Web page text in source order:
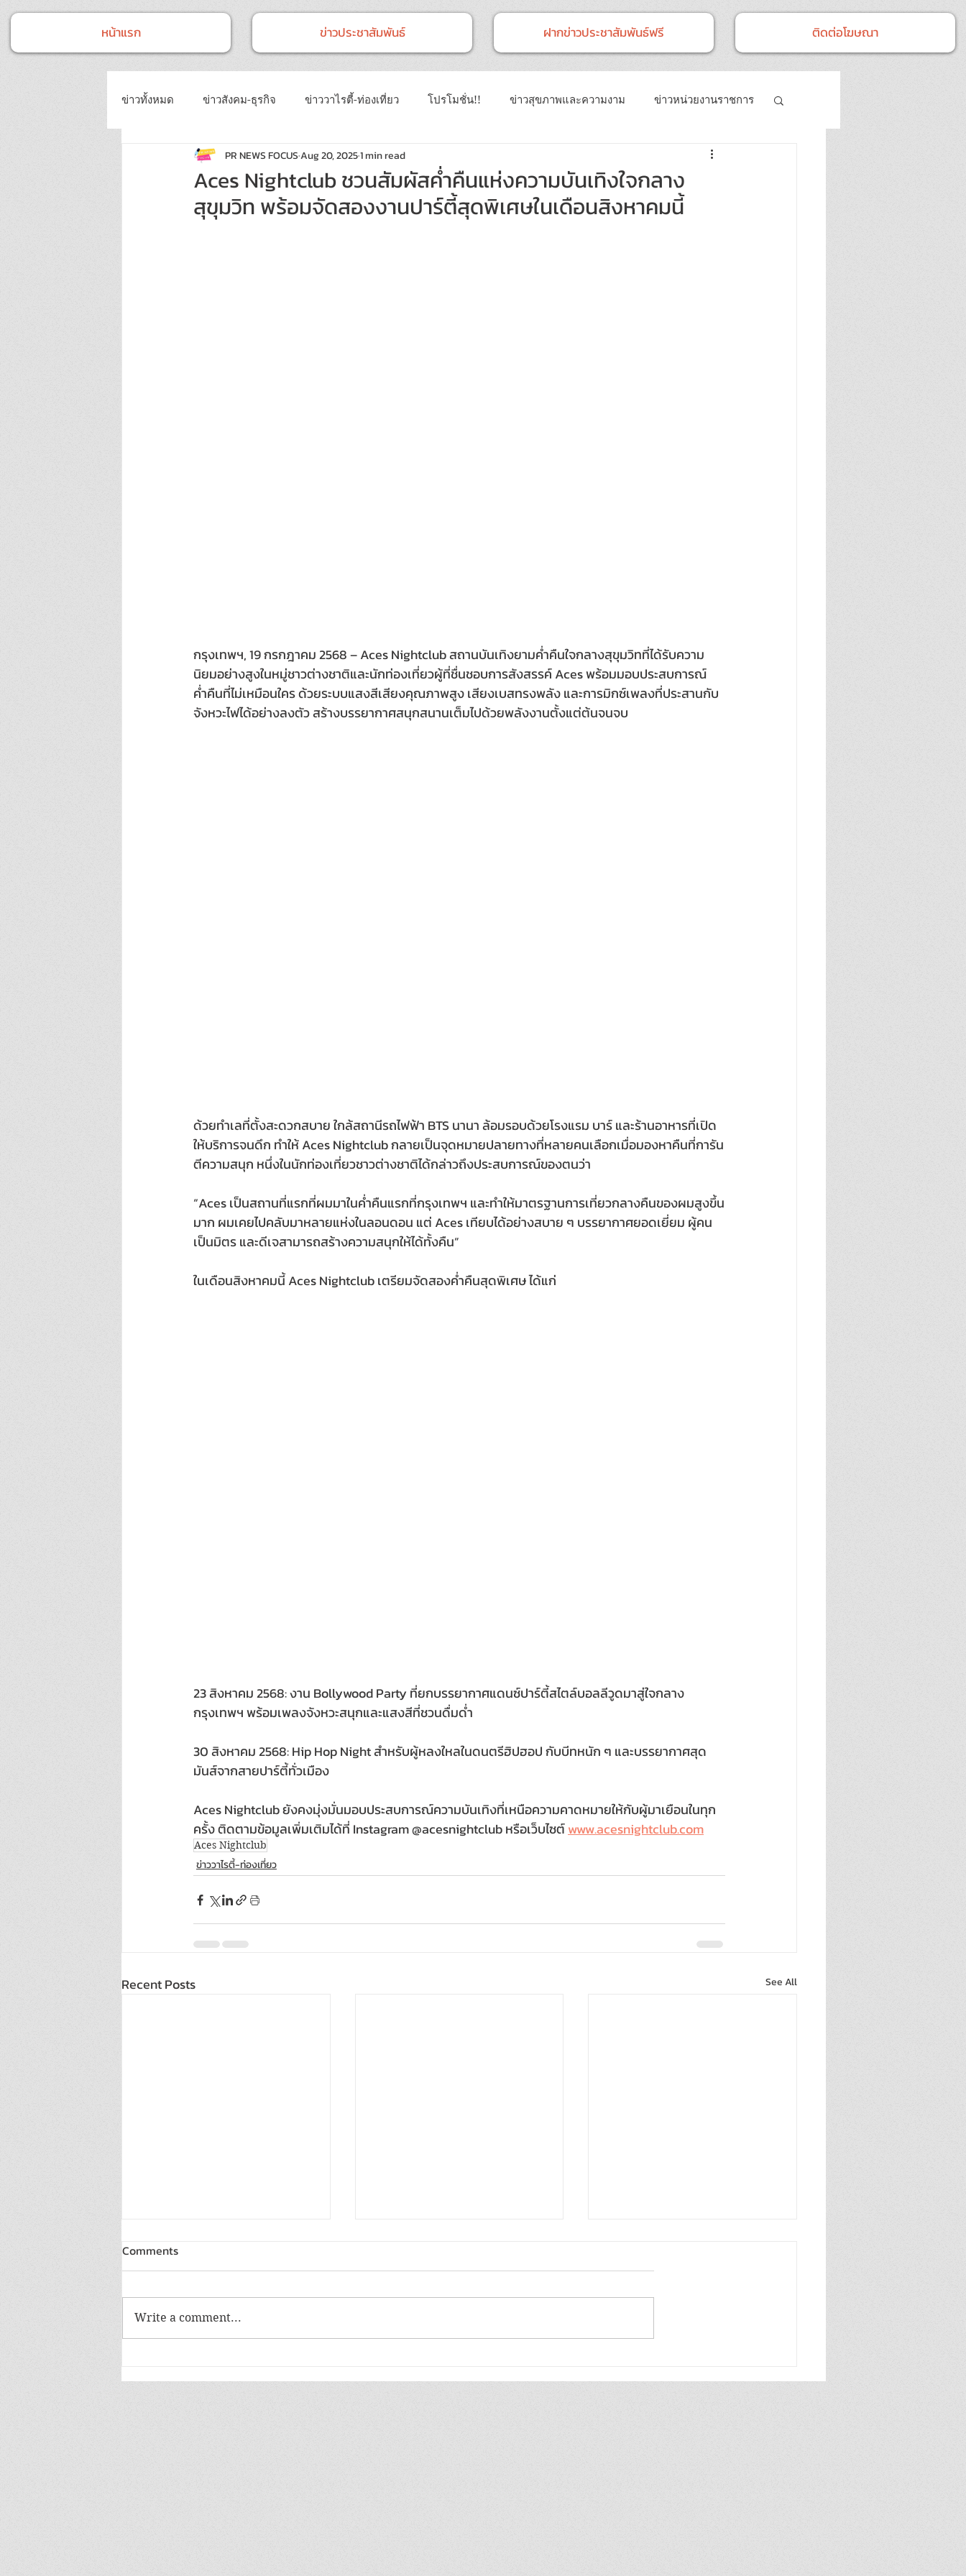
หน้าแรก ข่าวประชาสัมพันธ์ ฝากข่าวประชาสัมพันธ์ฟรี ติดต่อโฆษณา
ข่าวทั้งหมด ข่าวสังคม-ธุรกิจ ข่าววาไรตี้-ท่องเที่ยว โปรโมชั่น!! ข่าวสุขภาพและความงาม ข่าวหน่วยงานราชการ
ข่าวงานประชุม-อบรมสัมมนา ข่าวทั่วไป ข่าวการศึกษา
ข่าวบันเทิง บทความประชาสัมพันธ์ Event ข่าวเทคโนโลยี IT
Aces Nightclub ชวนสัมผัสค่ำคืนแห่งความบันเทิงใจกลาง
สุขุมวิท พร้อมจัดสองงานปาร์ตี้สุดพิเศษในเดือนสิงหาคมนี้
PR NEWS FOCUSAug 20, 20251 min read
กรุงเทพฯ, 19 กรกฎาคม 2568 – Aces Nightclub สถานบันเทิงยามค่ำคืนใจกลางสุขุมวิทที่ได้รับความ
นิยมอย่างสูงในหมู่ชาวต่างชาติและนักท่องเที่ยวผู้ที่ชื่นชอบการสังสรรค์ Aces พร้อมมอบประสบการณ์
ค่ำคืนที่ไม่เหมือนใคร ด้วยระบบแสงสีเสียงคุณภาพสูง เสียงเบสทรงพลัง และการมิกซ์เพลงที่ประสานกับ
จังหวะไฟได้อย่างลงตัว สร้างบรรยากาศสนุกสนานเต็มไปด้วยพลังงานตั้งแต่ต้นจนจบ
ด้วยทำเลที่ตั้งสะดวกสบาย ใกล้สถานีรถไฟฟ้า BTS นานา ล้อมรอบด้วยโรงแรม บาร์ และร้านอาหารที่เปิด
ให้บริการจนดึก ทำให้ Aces Nightclub กลายเป็นจุดหมายปลายทางที่หลายคนเลือกเมื่อมองหาคืนที่การัน
ตีความสนุก หนึ่งในนักท่องเที่ยวชาวต่างชาติได้กล่าวถึงประสบการณ์ของตนว่า
“Aces เป็นสถานที่แรกที่ผมมาในค่ำคืนแรกที่กรุงเทพฯ และทำให้มาตรฐานการเที่ยวกลางคืนของผมสูงขึ้น
มาก ผมเคยไปคลับมาหลายแห่งในลอนดอน แต่ Aces เทียบได้อย่างสบาย ๆ บรรยากาศยอดเยี่ยม ผู้คน
เป็นมิตร และดีเจสามารถสร้างความสนุกให้ได้ทั้งคืน”
ในเดือนสิงหาคมนี้ Aces Nightclub เตรียมจัดสองค่ำคืนสุดพิเศษ ได้แก่
23 สิงหาคม 2568: งาน Bollywood Party ที่ยกบรรยากาศแดนซ์ปาร์ตี้สไตล์บอลลีวูดมาสู่ใจกลาง
กรุงเทพฯ พร้อมเพลงจังหวะสนุกและแสงสีที่ชวนดื่มด่ำ
30 สิงหาคม 2568: Hip Hop Night สำหรับผู้หลงใหลในดนตรีฮิปฮอป กับบีทหนัก ๆ และบรรยากาศสุด
มันส์จากสายปาร์ตี้ทั่วเมือง
Aces Nightclub ยังคงมุ่งมั่นมอบประสบการณ์ความบันเทิงที่เหนือความคาดหมายให้กับผู้มาเยือนในทุก
ครั้ง ติดตามข้อมูลเพิ่มเติมได้ที่ Instagram @acesnightclub หรือเว็บไซต์ www.acesnightclub.com
Aces Nightclub
ข่าววาไรตี้-ท่องเที่ยว
Recent Posts See All
เมนสุกี้ผัดแห้ง” อร่อย...เต็ม
เมืองเก่า สัมผัสเสน่ห์ยามเย็นริม
(ครั้งที่ 5)
Comments
Write a comment...